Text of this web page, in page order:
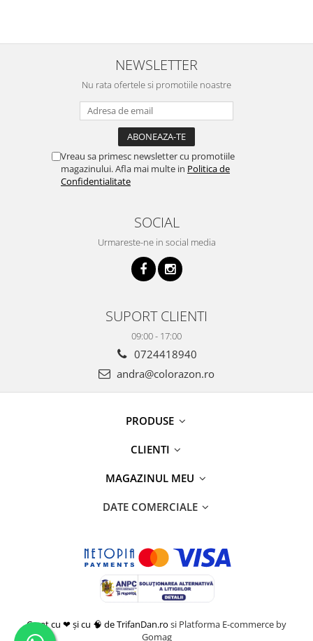
NEWSLETTER
Nu rata ofertele si promotiile noastre
Vreau sa primesc newsletter cu promotiile
magazinului. Afla mai multe in Politica de
Confidentialitate
SOCIAL
Urmareste-ne in social media
SUPORT CLIENTI
09:00 - 17:00
0724418940
andra@colorazon.ro
PRODUSE
CLIENTI
MAGAZINUL MEU
DATE COMERCIALE
Creat cu ❤ și cu 🧠 de TrifanDan.ro si Platforma E-commerce by
Gomag